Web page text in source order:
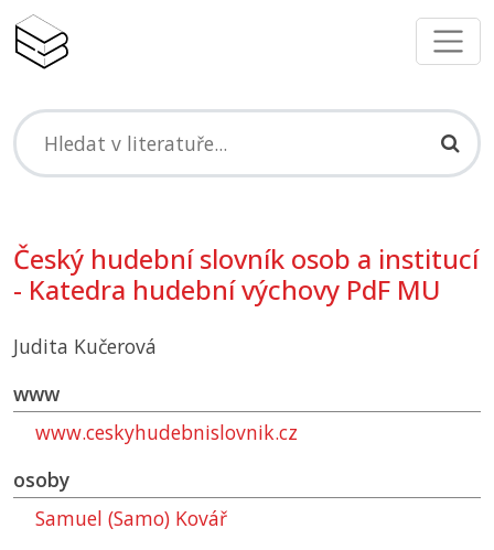
Český hudební slovník osob a institucí
- Katedra hudební výchovy PdF MU
Judita Kučerová
www
www.ceskyhudebnislovnik.cz
osoby
Samuel (Samo) Kovář